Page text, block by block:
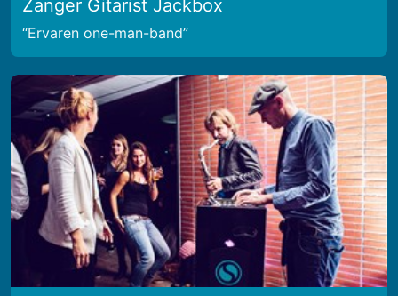
Zanger Gitarist Jackbox
Ervaren one-man-band